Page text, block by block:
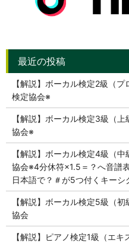
【解説】ボーカル検定2級（
検定協会※
【解説】ボーカル検定3級（
協会※
【解説】ボーカル検定4級（
協会※4分休符×1.5＝？へ音譜
日本語で？＃が5つ付くキーシ
【解説】ボーカル検定5級（
協会
【解説】ピアノ検定1級（エ